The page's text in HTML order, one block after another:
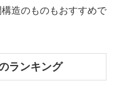
造のものもおすすめで
ランキング